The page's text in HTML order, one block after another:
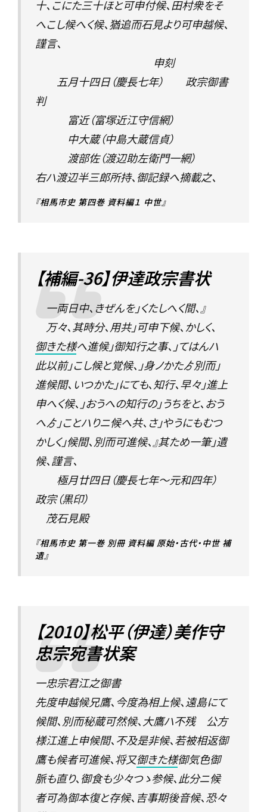
十、こにた三十ほと可申付候、田村衆をそ
へこし候へく候、猶追而石見より可申越候、
謹言、
申刻
五月十四日（慶長七年） 政宗御書
判
富近（富塚近江守信網）
中大蔵（中島大蔵信貞）
渡部佐（渡辺助左衛門一網）
右ハ渡辺半三郎所持、御記録へ摘載之、
『相馬市史 第四巻 資料編１ 中世』
【補編-36】伊達政宗書状
一両日中、きぜんを」くたしへく間、』
万々、其時分、用共」可申下候、かしく、
御きた様へ進候」御知行之事、」てはんハ
此以前」こし候と覚候、」身ノかたゟ別而」
進候間、いつかた」にても、知行、早々」進上
申へく候、」おうへの知行の」うちをと、おう
へゟ」ことハりニ候へ共、さ」やうにもむつ
かしく」候間、別而可進候、』其ため一筆」遺
候、謹言、
極月廿四日（慶長七年〜元和四年）
政宗（黒印）
茂石見殿
『相馬市史 第一巻 別冊 資料編 原始・古代・中世 補
遺』
【2010】松平（伊達）美作守
忠宗宛書状案
一忠宗君江之御書
先度申越候兄鷹、今度為相上候、遠島にて
候間、別而秘蔵可然候、大鷹ハ不残 公方
様江進上申候間、不及是非候、若被相返御
鷹も候者可進候、将又御きた様御気色御
脈も直り、御食も少々つゝ参候、此分ニ候
者可為御本復と存候、吉事期後音候、恐々